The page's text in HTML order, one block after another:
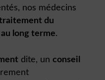
nos médecins
du
long terme.
dite, un conseil